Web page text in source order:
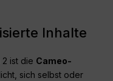
Inhalte
ist die Cameo-
sich selbst oder